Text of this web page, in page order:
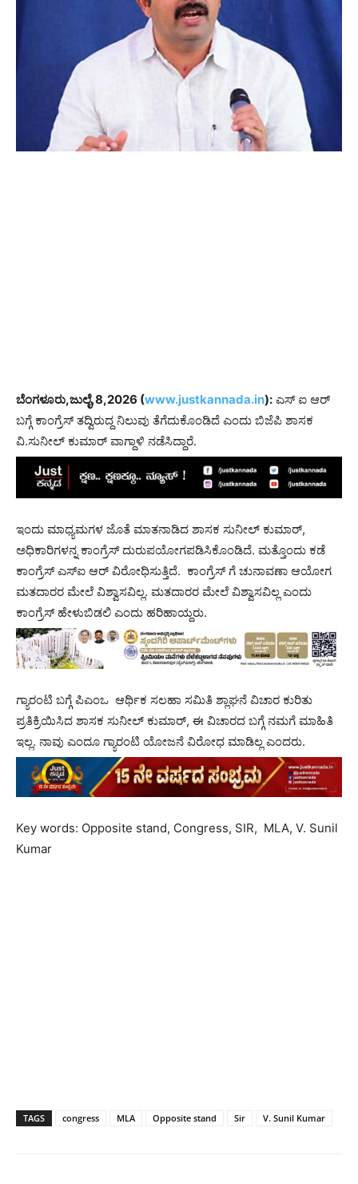
ಬೆಂಗಳೂರು,ಜುಲೈ,8,2026 (www.justkannada.in): ಎಸ್ ಐ ಆರ್
ಬಗ್ಗೆ ಕಾಂಗ್ರೆಸ್ ತದ್ವಿರುದ್ದ ನಿಲುವು ತೆಗೆದುಕೊಂಡಿದೆ ಎಂದು ಬಿಜೆಪಿ ಶಾಸಕ
ವಿ.ಸುನೀಲ್ ಕುಮಾರ್ ವಾಗ್ದಾಳಿ ನಡೆಸಿದ್ದಾರೆ.
ಇಂದು ಮಾಧ್ಯಮಗಳ ಜೊತೆ ಮಾತನಾಡಿದ ಶಾಸಕ ಸುನೀಲ್ ಕುಮಾರ್,
ಅಧಿಕಾರಿಗಳನ್ನ ಕಾಂಗ್ರೆಸ್ ದುರುಪಯೋಗಪಡಿಸಿಕೊಂಡಿದೆ. ಮತ್ತೊಂದು ಕಡೆ
ಕಾಂಗ್ರೆಸ್ ಎಸ್ಐ ಆರ್ ವಿರೋಧಿಸುತ್ತಿದೆ. ಕಾಂಗ್ರೆಸ್ ಗೆ ಚುನಾವಣಾ ಆಯೋಗ
ಮತದಾರರ ಮೇಲೆ ವಿಶ್ವಾಸವಿಲ್ಲ. ಮತದಾರರ ಮೇಲೆ ವಿಶ್ವಾಸವಿಲ್ಲ ಎಂದು
ಕಾಂಗ್ರೆಸ್ ಹೇಳುಬಿಡಲಿ ಎಂದು ಹರಿಹಾಯ್ದರು.
ಗ್ಯಾರಂಟಿ ಬಗ್ಗೆ ಪಿಎಂಒ ಆರ್ಥಿಕ ಸಲಹಾ ಸಮಿತಿ ಶ್ಲಾಘನೆ ವಿಚಾರ ಕುರಿತು
ಪ್ರತಿಕ್ರಿಯಿಸಿದ ಶಾಸಕ ಸುನೀಲ್ ಕುಮಾರ್, ಈ ವಿಚಾರದ ಬಗ್ಗೆ ನಮಗೆ ಮಾಹಿತಿ
ಇಲ್ಲ. ನಾವು ಎಂದೂ ಗ್ಯಾರಂಟಿ ಯೋಜನೆ ವಿರೋಧ ಮಾಡಿಲ್ಲ ಎಂದರು.
Key words: Opposite stand, Congress, SIR, MLA, V. Sunil
Kumar
TAGS congress MLA Opposite stand Sir V. Sunil Kumar